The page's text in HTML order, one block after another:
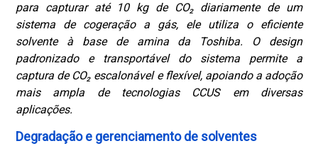
para capturar até 10 kg de CO₂ diariamente de um
sistema de cogeração a gás, ele utiliza o eficiente
solvente à base de amina da Toshiba. O design
padronizado e transportável do sistema permite a
captura de CO₂ escalonável e flexível, apoiando a adoção
mais ampla de tecnologias CCUS em diversas
aplicações.
Degradação e gerenciamento de solventes